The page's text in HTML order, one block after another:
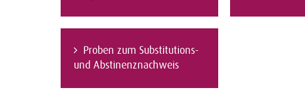
Proben zum Substitutions-
und Abstinenznachweis